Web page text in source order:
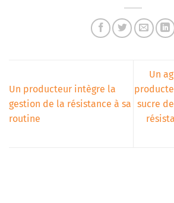
Un producteur intègre la
gestion de la résistance à sa
routine
Un
sucre